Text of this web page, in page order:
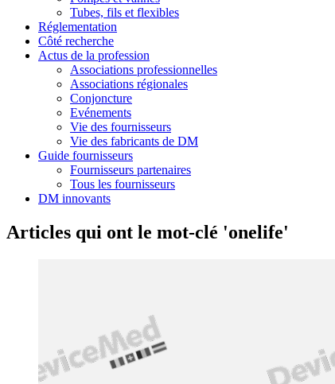
Tubes, fils et flexibles
Réglementation
Côté recherche
Actus de la profession
Associations professionnelles
Associations régionales
Conjoncture
Evénements
Vie des fournisseurs
Vie des fabricants de DM
Guide fournisseurs
Fournisseurs partenaires
Tous les fournisseurs
DM innovants
Articles qui ont le mot-clé 'onelife'